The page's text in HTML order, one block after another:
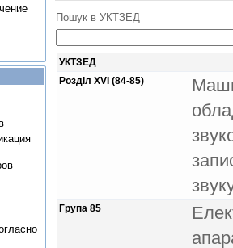
Пошук в УКТЗЕД
УКТЗЕД
Розділ XVI (84-85)
Група 85